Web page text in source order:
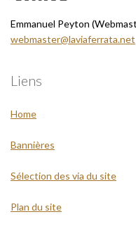
Emmanuel Peyton
webmaster@laviaferrata.net
Liens
Home
Bannières
Sélection des via du site
Plan du site